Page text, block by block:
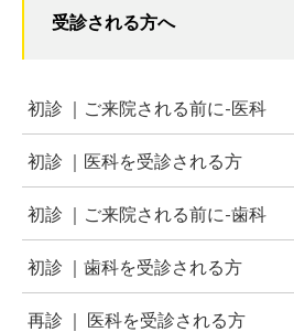
受診される方へ
初診 ｜ご来院される前に-医科
初診 ｜医科を受診される方
初診 ｜ご来院される前に-歯科
初診 ｜歯科を受診される方
再診 ｜ 医科を受診される方